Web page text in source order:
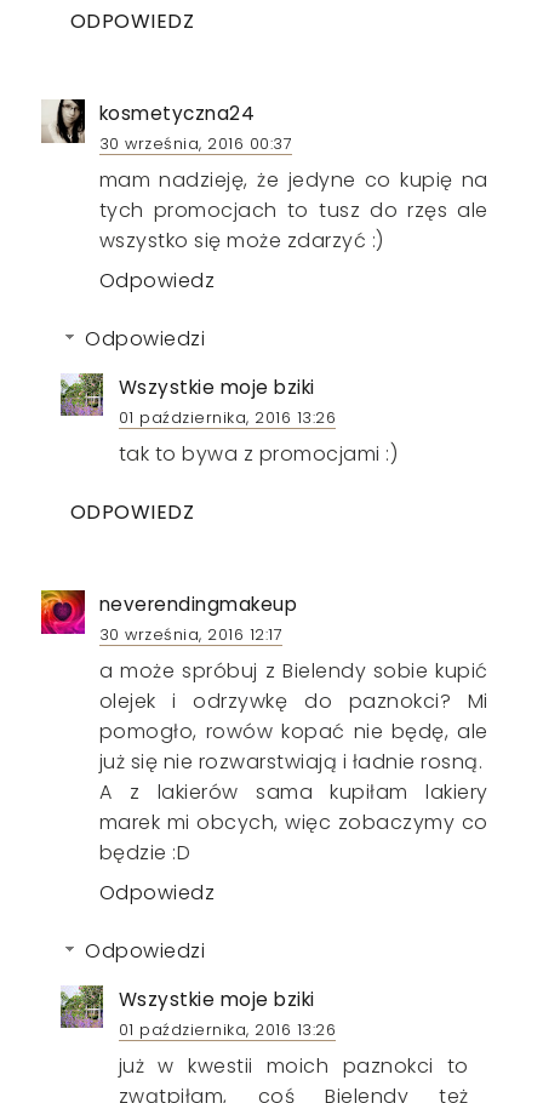
ODPOWIEDZ
kosmetyczna24
30 września, 2016 00:37
mam nadzieję, że jedyne co kupię na
tych promocjach to tusz do rzęs ale
wszystko się może zdarzyć :)
Odpowiedz
Odpowiedzi
Wszystkie moje bziki
01 października, 2016 13:26
tak to bywa z promocjami :)
ODPOWIEDZ
neverendingmakeup
30 września, 2016 12:17
a może spróbuj z Bielendy sobie kupić
olejek i odrzywkę do paznokci? Mi
pomogło, rowów kopać nie będę, ale
już się nie rozwarstwiają i ładnie rosną.
A z lakierów sama kupiłam lakiery
marek mi obcych, więc zobaczymy co
będzie :D
Odpowiedz
Odpowiedzi
Wszystkie moje bziki
01 października, 2016 13:26
już w kwestii moich paznokci to
zwątpiłam, coś Bielendy też